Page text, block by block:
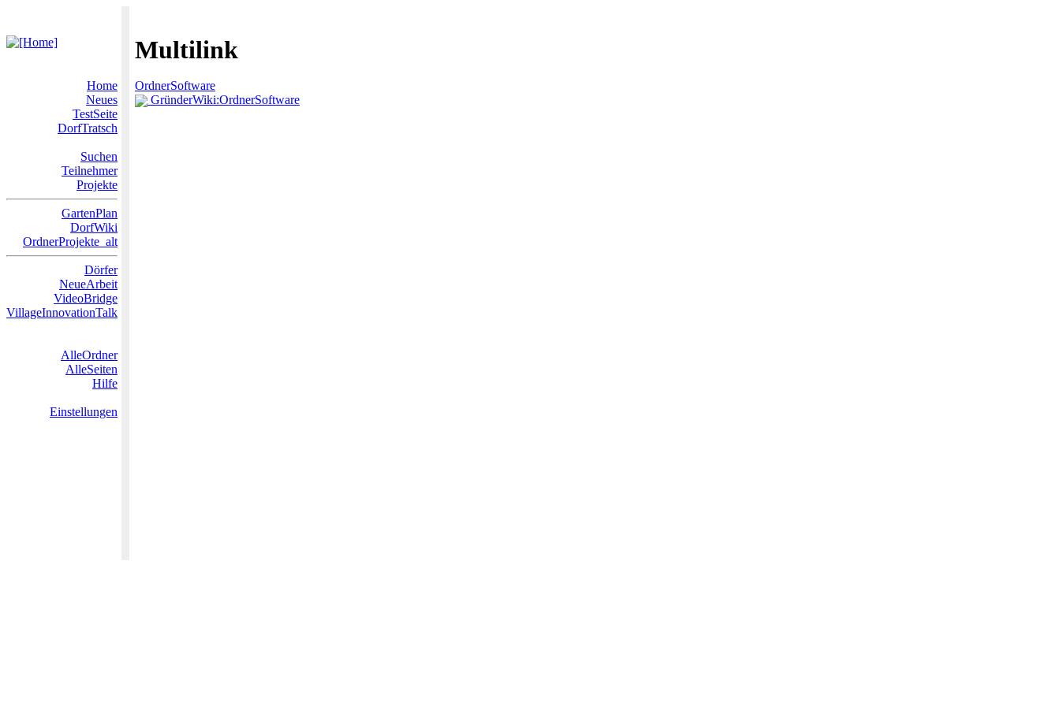
Multilink
Home
Neues
TestSeite
DorfTratsch
Suchen
Teilnehmer
Projekte
GartenPlan
DorfWiki
OrdnerProjekte_alt
Dörfer
NeueArbeit
VideoBridge
VillageInnovationTalk
AlleOrdner
AlleSeiten
Hilfe
Einstellungen
OrdnerSoftware
GründerWiki:OrdnerSoftware